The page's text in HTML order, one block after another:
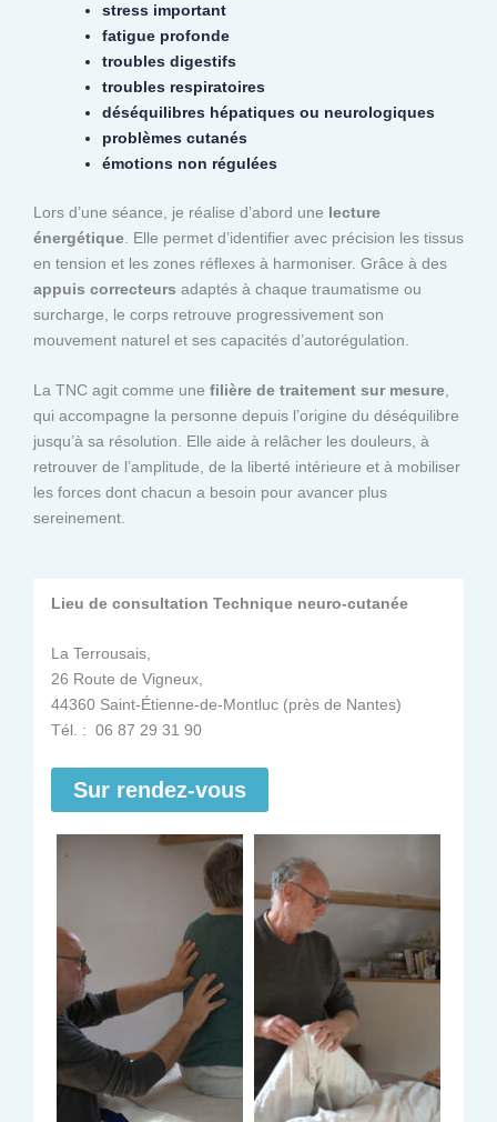
stress important
fatigue profonde
troubles digestifs
troubles respiratoires
déséquilibres hépatiques ou neurologiques
problèmes cutanés
émotions non régulées
Lors d’une séance, je réalise d’abord une lecture
énergétique . Elle permet d’identifier avec précision les tissus
en tension et les zones réflexes à harmoniser. Grâce à des
appuis correcteurs adaptés à chaque traumatisme ou
surcharge, le corps retrouve progressivement son
mouvement naturel et ses capacités d’autorégulation.
La TNC agit comme une filière de traitement sur mesure,
qui accompagne la personne depuis l’origine du déséquilibre
jusqu’à sa résolution. Elle aide à relâcher les douleurs, à
retrouver de l’amplitude, de la liberté intérieure et à mobiliser
les forces dont chacun a besoin pour avancer plus
sereinement.
Lieu de consultation Technique neuro-cutanée
La Terrousais,
26 Route de Vigneux,
44360 Saint-Étienne-de-Montluc (près de Nantes)
Tél. : 06 87 29 31 90
Sur rendez-vous